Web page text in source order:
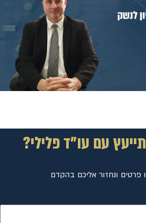
עם עו"ד פלילי?
פרטים ונחזור אליכם בהקדם